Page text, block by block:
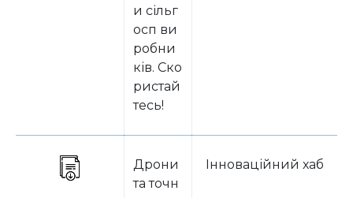
и сільг
осп ви
робни
ків. Ско
ристай
тесь!
Дрони
та точн
Інноваційний хаб